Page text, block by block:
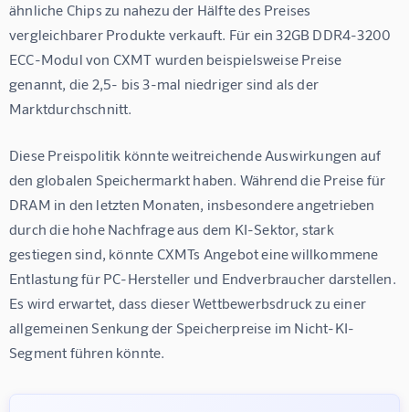
ähnliche Chips zu nahezu der Hälfte des Preises
vergleichbarer Produkte verkauft. Für ein 32GB DDR4-3200
ECC-Modul von CXMT wurden beispielsweise Preise
genannt, die 2,5- bis 3-mal niedriger sind als der
Marktdurchschnitt.
Diese Preispolitik könnte weitreichende Auswirkungen auf
den globalen Speichermarkt haben. Während die Preise für
DRAM in den letzten Monaten, insbesondere angetrieben
durch die hohe Nachfrage aus dem KI-Sektor, stark
gestiegen sind, könnte CXMTs Angebot eine willkommene
Entlastung für PC-Hersteller und Endverbraucher darstellen.
Es wird erwartet, dass dieser Wettbewerbsdruck zu einer
allgemeinen Senkung der Speicherpreise im Nicht-KI-
Segment führen könnte.